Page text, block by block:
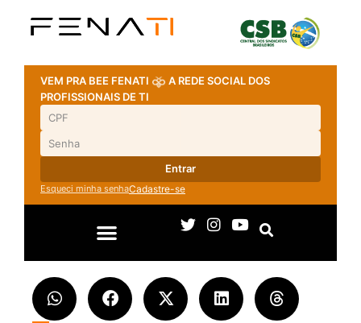
VEM PRA BEE FENATI
A REDE SOCIAL DOS
PROFISSIONAIS DE TI
Entrar
Esqueci minha senhaCadastre-se